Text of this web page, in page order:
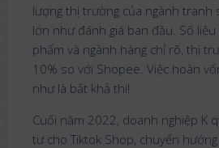
lượng thị trường của ngành tranh
lớn như đánh giá ban đầu. Số
phẩm và ngành hàng chỉ rõ, thị
10% so với Shopee. Việc hoàn
như là bất khả thi!
Cuối năm 2022, doanh nghiệp K
tư cho Tiktok Shop, chuyển